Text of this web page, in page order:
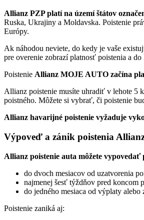
Allianz PZP platí na území štátov
Ruska, Ukrajiny a Moldavska. Poistenie
Európy.
Ak náhodou neviete, do kedy je vaše
pre overenie zobrazí platnosť poistenia a
Poistenie Allianz MOJE AUTO začína
Allianz poistenie musíte uhradiť v lehote 5
poistného. Môžete si vybrať, či poistenie
Allianz havarijné poistenie vyžaduje
Výpoveď a zánik poistenia
Allianz poistenie auta môžete vypovedať
do dvoch mesiacov od uzatvorenia
najmenej šesť týždňov pred koncom
do jedného mesiaca od výplaty
Poistenie zaniká aj: